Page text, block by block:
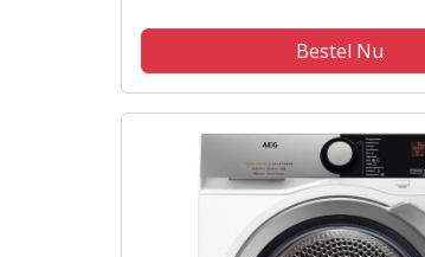
Bestel Nu